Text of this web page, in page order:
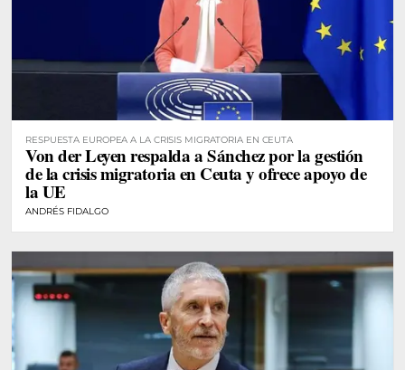
RESPUESTA EUROPEA A LA CRISIS MIGRATORIA EN CEUTA
Von der Leyen respalda a Sánchez por la gestión
de la crisis migratoria en Ceuta y ofrece apoyo de
la UE
ANDRÉS FIDALGO